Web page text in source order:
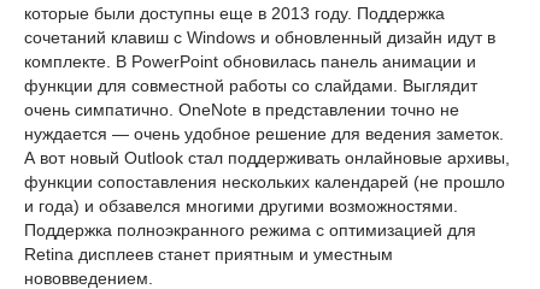
которые были доступны еще в 2013 году. Поддержка
сочетаний клавиш с Windows и обновленный дизайн идут в
комплекте. В PowerPoint обновилась панель анимации и
функции для совместной работы со слайдами. Выглядит
очень симпатично. OneNote в представлении точно не
нуждается — очень удобное решение для ведения заметок.
А вот новый Outlook стал поддерживать онлайновые архивы,
функции сопоставления нескольких календарей (не прошло
и года) и обзавелся многими другими возможностями.
Поддержка полноэкранного режима с оптимизацией для
Retina дисплеев станет приятным и уместным
нововведением.